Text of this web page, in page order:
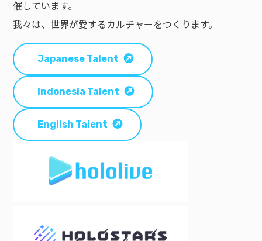
催しています。
我々は、世界が愛するカルチャーをつくります。
Japanese Talent
Indonesia Talent
English Talent